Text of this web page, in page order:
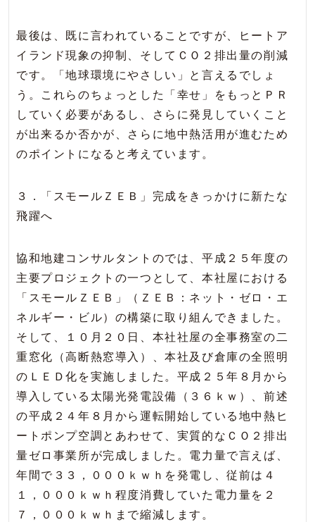
最後は、既に言われていることですが、ヒートア
イランド現象の抑制、そしてＣＯ２排出量の削減
です。「地球環境にやさしい」と言えるでしょ
う。これらのちょっとした「幸せ」をもっとＰＲ
していく必要があるし、さらに発見していくこと
が出来るか否かが、さらに地中熱活用が進むため
のポイントになると考えています。
３．「スモールＺＥＢ」完成をきっかけに新たな
飛躍へ
協和地建コンサルタントのでは、平成２５年度の
主要プロジェクトの一つとして、本社屋における
「スモールＺＥＢ」（ＺＥＢ：ネット・ゼロ・エ
ネルギー・ビル）の構築に取り組んできました。
そして、１０月２０日、本社社屋の全事務室の二
重窓化（高断熱窓導入）、本社及び倉庫の全照明
のＬＥＤ化を実施しました。平成２５年８月から
導入している太陽光発電設備（３６ｋｗ）、前述
の平成２４年８月から運転開始している地中熱ヒ
ートポンプ空調とあわせて、実質的なＣＯ２排出
量ゼロ事業所が完成しました。電力量で言えば、
年間で３３，０００ｋｗｈを発電し、従前は４
１，０００ｋｗｈ程度消費していた電力量を２
７，０００ｋｗｈまで縮減します。